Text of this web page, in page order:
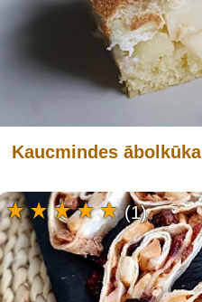
Kaucmindes ābolkūka
(1)